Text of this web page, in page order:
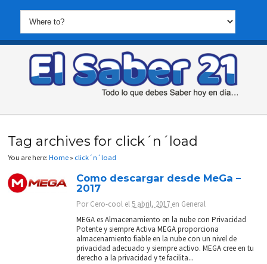
Tag archives for click´n´load
You are here:Home » click´n´load
Como descargar desde MeGa –
2017
PorCero-cool el5 abril, 2017 en General
MEGA es Almacenamiento en la nube con Privacidad
Potente y siempre Activa MEGA proporciona
almacenamiento fiable en la nube con un nivel de
privacidad adecuado y siempre activo. MEGA cree en tu
derecho a la privacidad y te facilita...